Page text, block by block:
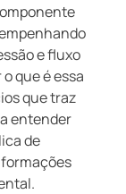
e fluxo
que é essa
que traz
entender
de